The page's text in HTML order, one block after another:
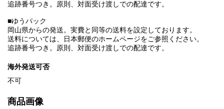
追跡番号つき。原則、対面受け渡しでの配達です。
■ゆうパック
岡山県からの発送。実費と同等の送料を設定しております。
送料については、日本郵便のホームページをご参照ください。
追跡番号つき。原則、対面受け渡しでの配達です。
海外発送可否
不可
商品画像